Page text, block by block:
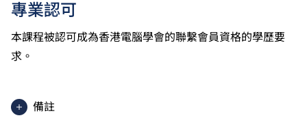
專業認可
本課程被認可成為香港電腦學會的聯繫會員資格的學歷要
求。
備註